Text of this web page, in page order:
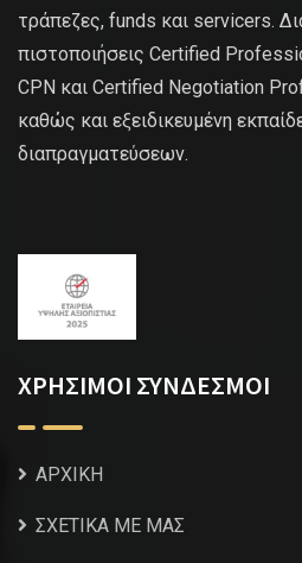
τράπεζες, funds και servicers.
πιστοποιήσεις Certified
CPN και Certified Negotiation
καθώς και εξειδικευμένη
διαπραγματεύσεων.
ΧΡΗΣΙΜΟΙ ΣΥΝΔΕΣΜΟΙ
ΑΡΧΙΚΗ
ΣΧΕΤΙΚΑ ΜΕ ΜΑΣ